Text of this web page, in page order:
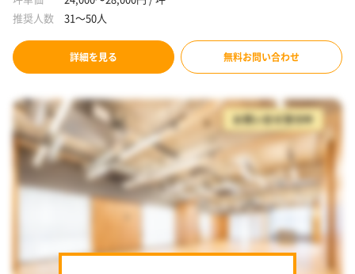
推奨人数
31～50人
詳細を見る 無料お問い合わせ
お問い合せ受付中